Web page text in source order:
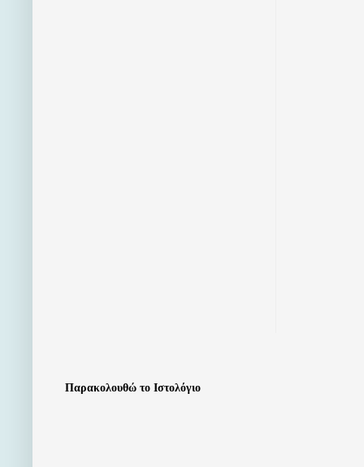
Παρακολουθώ το Ιστολόγιο